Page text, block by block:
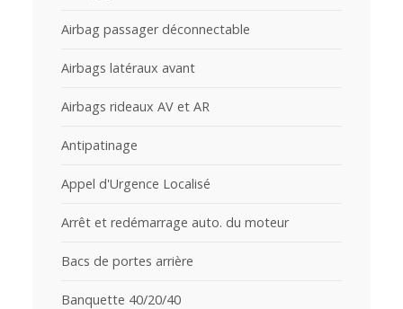
Airbag passager déconnectable
Airbags latéraux avant
Airbags rideaux AV et AR
Antipatinage
Appel d'Urgence Localisé
Arrêt et redémarrage auto. du moteur
Bacs de portes arrière
Banquette 40/20/40